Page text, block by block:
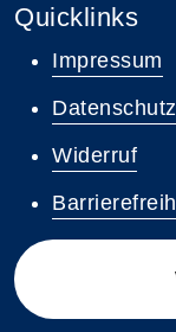
Quicklinks
Impressum
Datenschutz
Widerruf